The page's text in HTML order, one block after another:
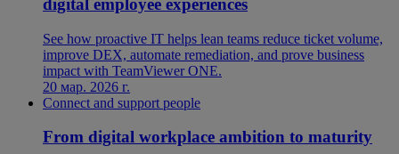
digital employee experiences
See how proactive IT helps lean teams reduce ticket volume,
improve DEX, automate remediation, and prove business
impact with TeamViewer ONE.
20 мар. 2026 г.
Connect and support people
From digital workplace ambition to maturity